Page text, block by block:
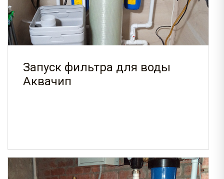
Запуск фильтра для воды
Аквачип